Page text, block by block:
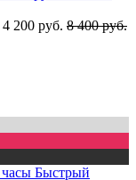
4 200 руб. 8 400 руб.
Быстрый